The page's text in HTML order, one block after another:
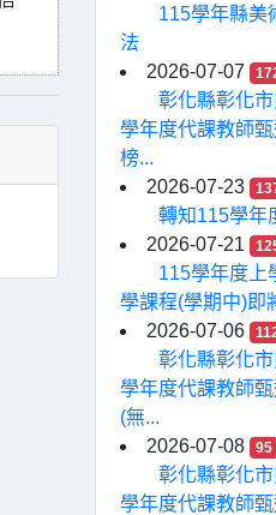
115學年縣美
法
2026-07-07
彰化縣彰化
學年度代課教師
榜...
2026-07-23
轉知115學年
2026-07-21
115學年度上
學課程(學期中)即
2026-07-06
彰化縣彰化
學年度代課教師
(無...
2026-07-08
95
彰化縣彰化
學年度代課教師